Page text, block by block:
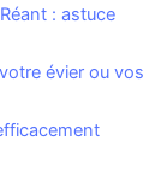
: astuce
évier ou vos